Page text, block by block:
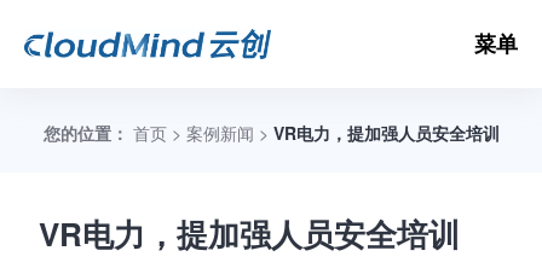
菜单
您的位置： 首页> 案例新闻 > VR电力，提加强人员安全培训
VR电力，提加强人员安全培训